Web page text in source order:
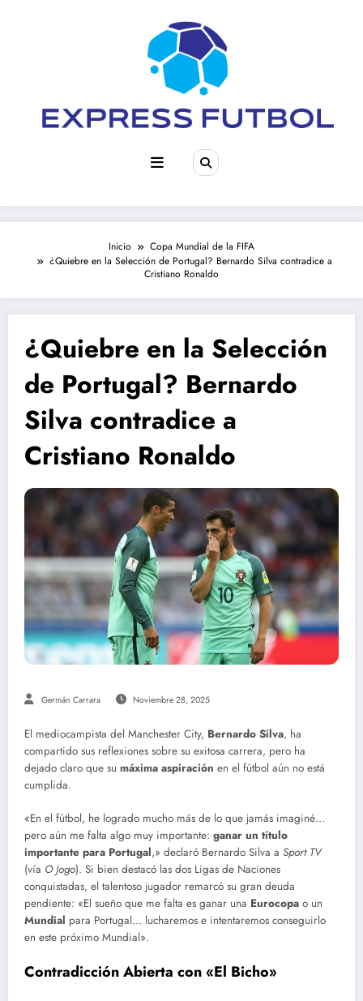
Inicio
Copa Mundial de la FIFA
¿Quiebre en la Selección de Portugal? Bernardo Silva contradice a
Cristiano Ronaldo
¿Quiebre en la Selección
de Portugal? Bernardo
Silva contradice a
Cristiano Ronaldo
Germán Carrara Noviembre 28, 2025
El mediocampista del Manchester City, Bernardo Silva, ha
compartido sus reflexiones sobre su exitosa carrera, pero ha
dejado claro que su máxima aspiración en el fútbol aún no está
cumplida.
«En el fútbol, he logrado mucho más de lo que jamás imaginé…
pero aún me falta algo muy importante: ganar un título
importante para Portugal,» declaró Bernardo Silva a Sport TV
(vía O Jogo). Si bien destacó las dos Ligas de Naciones
conquistadas, el talentoso jugador remarcó su gran deuda
pendiente: «El sueño que me falta es ganar una Eurocopa o un
Mundial para Portugal… lucharemos e intentaremos conseguirlo
en este próximo Mundial».
Contradicción Abierta con «El Bicho»